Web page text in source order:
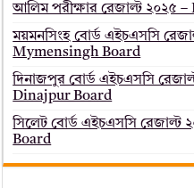
আলিম পরীক্ষার রেজাল্ট ২০২৫
ময়মনসিংহ বোর্ড এইচএসসি
Mymensingh Board
দিনাজপুর বোর্ড এইচএসসি
Dinajpur Board
সিলেট বোর্ড এইচএসসি
Board